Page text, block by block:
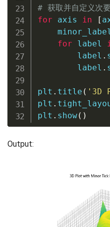
# 获取并自定义次
for axis in [
for label
        label
.
        label
.
plt . title ( '3D
plt .
plt . show( )
Output: